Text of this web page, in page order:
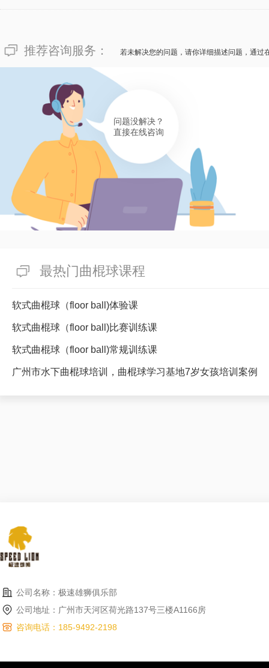
推荐咨询服务： 若未解决您的问题，请你详细描述问题，通过
问题没解决？
直接在线咨询
最热门曲棍球课程
软式曲棍球（floor ball)体验课
软式曲棍球（floor ball)比赛训练课
软式曲棍球（floor ball)常规训练课
广州市水下曲棍球培训，曲棍球学习基地7岁女孩培训案例
公司名称：极速雄狮俱乐部
公司地址：广州市天河区荷光路137号三楼A1166房
咨询电话：185-9492-2198